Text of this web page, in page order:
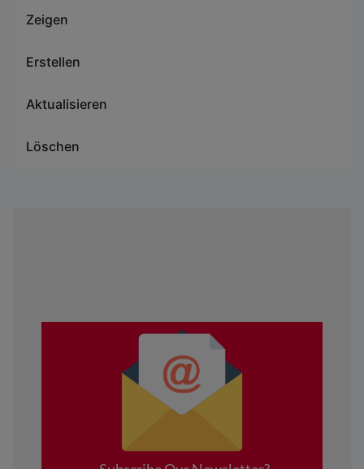
Zeigen
Erstellen
Aktualisieren
Löschen